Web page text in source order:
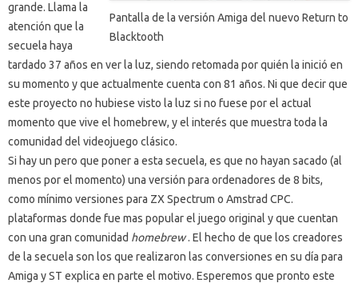
Pantalla de la versión Amiga del nuevo Return to
Blacktooth
grande. Llama la
atención que la
secuela haya
tardado 37 años en ver la luz, siendo retomada por quién la inició en
su momento y que actualmente cuenta con 81 años. Ni que decir que
este proyecto no hubiese visto la luz si no fuese por el actual
momento que vive el homebrew, y el interés que muestra toda la
comunidad del videojuego clásico.
Si hay un pero que poner a esta secuela, es que no hayan sacado (al
menos por el momento) una versión para ordenadores de 8 bits,
como mínimo versiones para ZX Spectrum o Amstrad CPC.
plataformas donde fue mas popular el juego original y que cuentan
con una gran comunidad homebrew. El hecho de que los creadores
de la secuela son los que realizaron las conversiones en su día para
Amiga y ST explica en parte el motivo. Esperemos que pronto este